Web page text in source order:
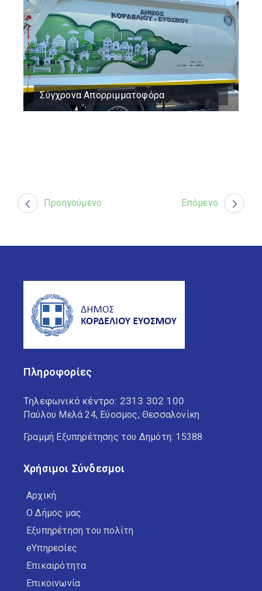
Σύγχρονα Απορριμματοφόρα
Προηγούμενο Επόμενο
Πληροφορίες
Τηλεφωνικό κέντρο: 2313 302 100
Παύλου Μελά 24, Εύοσμος, Θεσσαλονίκη
Γραμμή Εξυπηρέτησης του Δημότη: 15388
Χρήσιμοι Σύνδεσμοι
Αρχική
Ο Δήμος μας
Εξυπηρέτηση του πολίτη
eΥπηρεσίες
Επικαιρότητα
Επικοινωνία